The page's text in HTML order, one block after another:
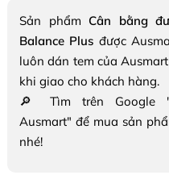
Bổ Khớp - Xương
Bổ Não - Tim Mạch
Canxi - Vitamin D
Trang Điểm Mắt
Trang Điểm Môi
Tẩy Trang - Toner
Dụng Cụ Trang Điểm
Sản phẩm Cân bằng
Balance Plus được
luôn dán tem của
khi giao cho khách hàng.
🔎 Tìm trên Google
Ausmart" để mua sản
nhé!